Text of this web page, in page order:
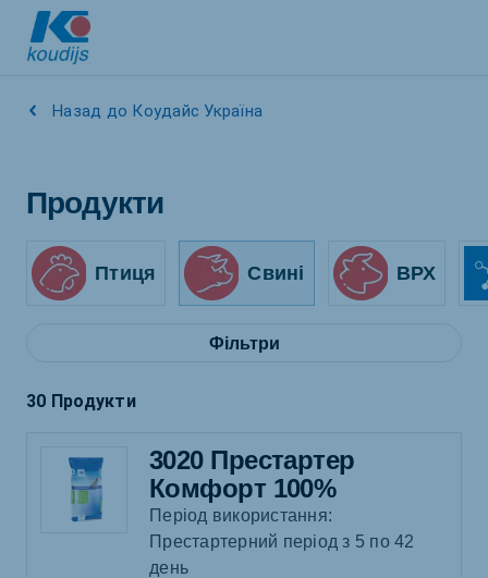
Назад до Коудайс Україна
Продукти
Птиця Свині ВРХ
Фільтри
30 Продукти
3020 Престартер
Комфорт 100%
Період використання:
Престартерний період з 5 по 42
день